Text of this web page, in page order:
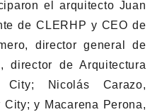
el arquitecto Juan
de CLERHP y CEO de
director general de
director de Arquitectura
Nicolás Carazo,
y Macarena Perona,